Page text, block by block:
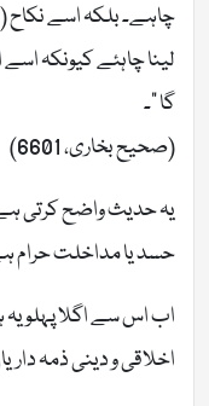
چاہے۔ بلکہ اسے
لینا چاہئے کیونکہ
گا “۔
(صحیح بخاری، 6601)
یہ حدیث واضح کرتی
حسد یا مداخلت حرام
اب اس سے اگلا پہلو
اخلاقی و دینی ذمہ